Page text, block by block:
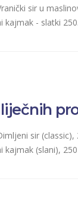
sir u
kajmak - slatki
sir
kajmak (slani),